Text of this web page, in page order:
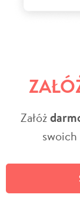
Załóż